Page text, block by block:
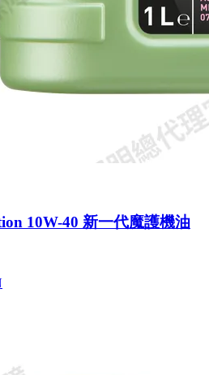
10W-40 新一代魔護機油